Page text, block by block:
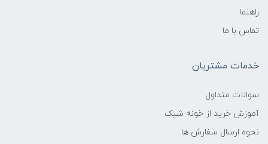
راهنما
تماس با ما
خدمات مشتریان
سوالات متداول
آموزش خرید از خونه شیک
نحوه ارسال سفارش ها